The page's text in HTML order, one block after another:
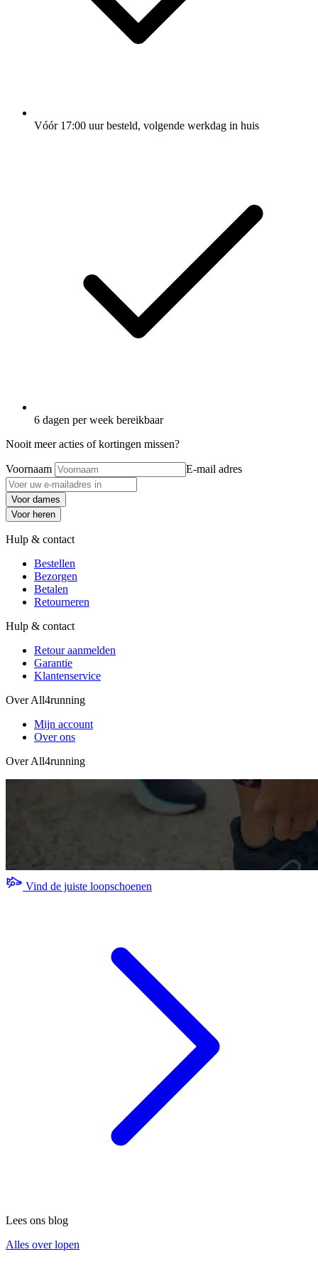
Vóór 17:00 uur besteld, volgende werkdag in huis
6 dagen per week bereikbaar
Nooit meer acties of kortingen missen?
Voornaam E-mail adres
Voor dames
Voor heren
Hulp & contact
Bestellen
Bezorgen
Betalen
Retourneren
Hulp & contact
Retour aanmelden
Garantie
Klantenservice
Over All4running
Mijn account
Over ons
Over All4running
Vind de juiste loopschoenen
Lees ons blog
Alles over lopen